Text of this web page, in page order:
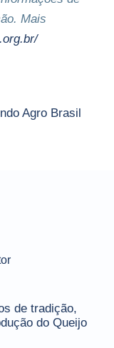
Mais
Agro Brasil
de tradição,
do Queijo